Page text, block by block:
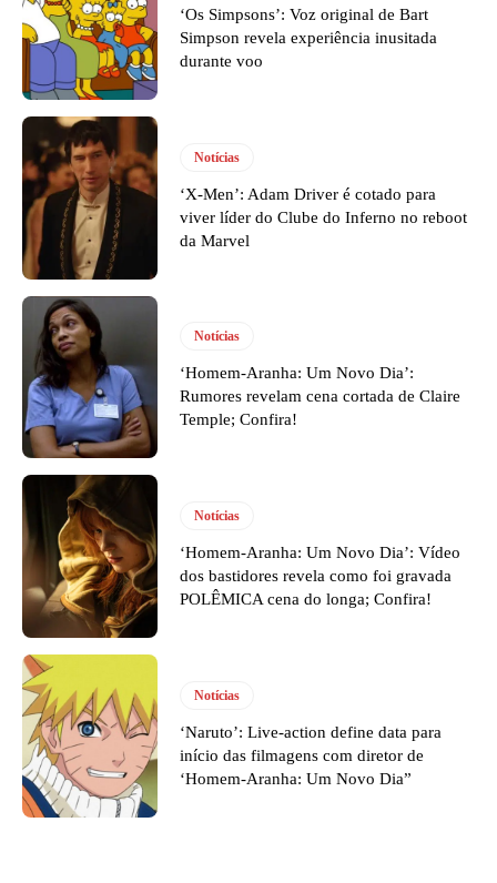
‘Os Simpsons’: Voz original de Bart
Simpson revela experiência inusitada
durante voo
Notícias
‘X-Men’: Adam Driver é cotado para
viver líder do Clube do Inferno no reboot
da Marvel
Notícias
‘Homem-Aranha: Um Novo Dia’:
Rumores revelam cena cortada de Claire
Temple; Confira!
Notícias
‘Homem-Aranha: Um Novo Dia’: Vídeo
dos bastidores revela como foi gravada
POLÊMICA cena do longa; Confira!
Notícias
‘Naruto’: Live-action define data para
início das filmagens com diretor de
‘Homem-Aranha: Um Novo Dia”